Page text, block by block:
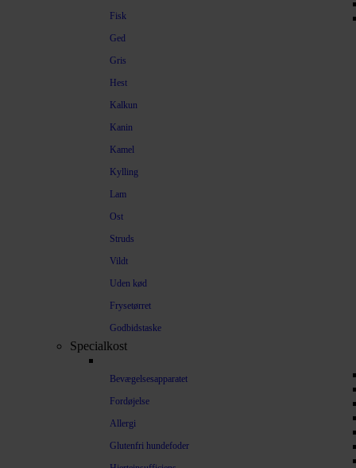
Fisk
Ged
Gris
Hest
Kalkun
Kanin
Kamel
Kylling
Lam
Ost
Struds
Vildt
Uden kød
Frysetørret
Godbidstaske
Specialkost
Bevægelsesapparatet
Fordøjelse
Allergi
Glutenfri hundefoder